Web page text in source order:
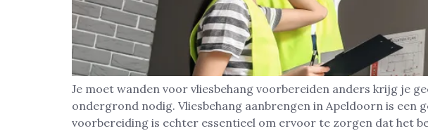
Je moet wanden voor vliesbehang voorbereiden anders krijg je
ondergrond nodig. Vliesbehang aanbrengen in Apeldoorn is
voorbereiding is echter essentieel om ervoor te zorgen dat het